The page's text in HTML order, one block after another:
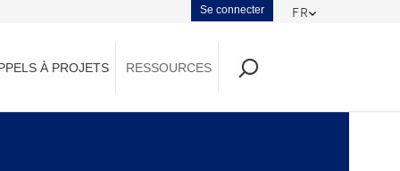
FR
Menu
du
compte
Se connecter
À PROJETS RESSOURCES